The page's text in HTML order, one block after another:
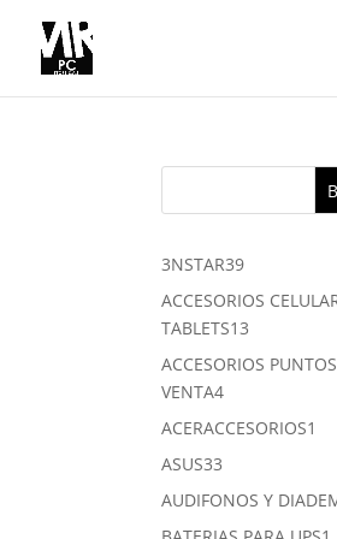
3NSTAR3939
productos
ACCESORIOS
TABLETS13
productos
ACCESORIOS
VENTA44
productos
ACERACCESORIOS1
ASUS33
productos
AUDIFONOS Y